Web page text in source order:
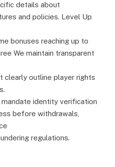
details about
and policies. Level Up
bonuses reaching up to
We maintain transparent
clearly outline player rights
mandate identity verification
before withdrawals,
regulations.